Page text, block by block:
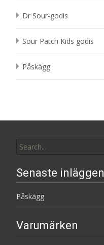
Dr Sour-godis
Sour Patch Kids godis
Påskägg
for:
Senaste inläggen
Påskägg
Varumärken